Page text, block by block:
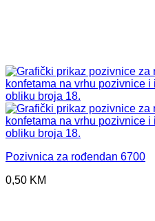
Pozivnica za rođendan 6700
0,50 KM